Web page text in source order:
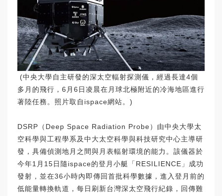
(中央大學自主研發的深太空輻射探測儀，經過長達4個
多月的飛行，6月6日凌晨在月球北極附近的冷海地區進行
著陸任務。照片取自ispace網站。)
DSRP（Deep Space Radiation Probe）由中央大學太
空科學與工程學系及中大太空科學與科技研究中心主導研
發，具備偵測地月之間與月表輻射環境的能力。該儀器於
今年1月15日隨ispace的登月小艇「RESILIENCE」成功
發射，並在36小時內即傳回首批科學數據，進入登月前的
低能量轉換軌道，每日刷新台灣深太空飛行紀錄，回傳難